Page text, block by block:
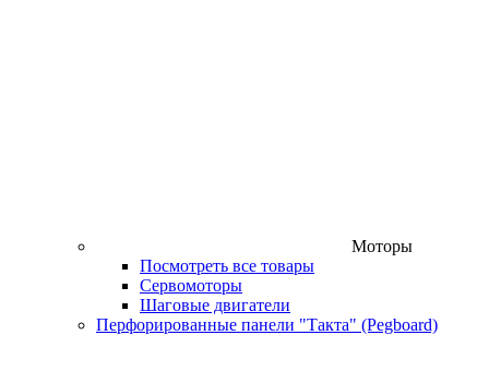
Моторы
Посмотреть все товары
Сервомоторы
Шаговые двигатели
Перфорированные панели "Такта" (Pegboard)